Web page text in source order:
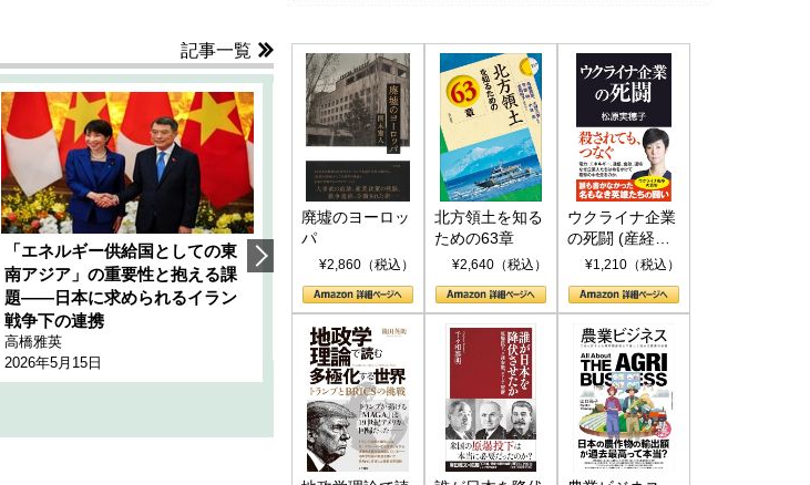
記事一覧
「エネルギー供給国としての東
南アジア」の重要性と抱える課
題――日本に求められるイラン
戦争下の連携
高橋雅英
2026年5月15日
韓国にも理解してほしい「極東
1905年体制」における日米韓安
全保障協力の意味
千々和泰明
2026年5月15日
ホルムズ海峡危機で加速したエ
ネルギー転換が「中国依存」に
行き着くリスク
小山堅
2026年5月14日
廃墟のヨーロッ
パ
¥2,860（税込）
北方領土を知る
ための63章
¥2,640（税込）
ウクライナ企業
の死闘 (産経セ
レクト S 039)
¥1,210（税込）